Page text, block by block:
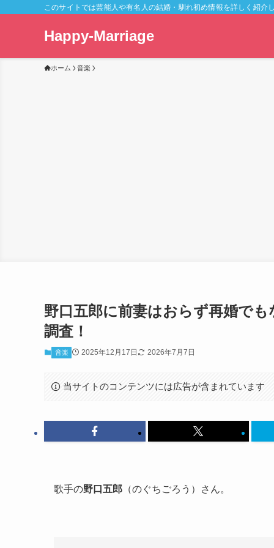
このサイトでは芸能人や有名人の結婚・馴れ初め情報を詳しく紹介
Happy-Marriage
ホーム 音楽
野口五郎に前妻はおらず再婚で
調査！
音楽 2025年12月17日 2026年7月7日
当サイトのコンテンツには広告が含まれています
歌手の野口五郎 （のぐちごろう）さん。